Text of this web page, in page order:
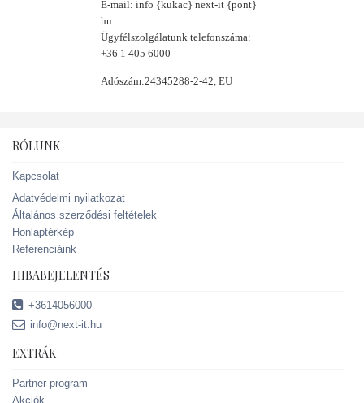
RÓLUNK
Kapcsolat
Adatvédelmi nyilatkozat
Általános szerződési feltételek
Honlaptérkép
Referenciáink
HIBABEJELENTÉS
+3614056000
info@next-it.hu
EXTRÁK
Partner program
Akciók